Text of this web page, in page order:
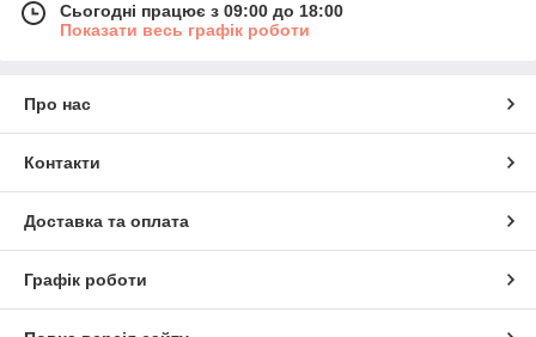
Сьогодні працює з 09:00 до 18:00
Показати весь графік роботи
Про нас
Контакти
Доставка та оплата
Графік роботи